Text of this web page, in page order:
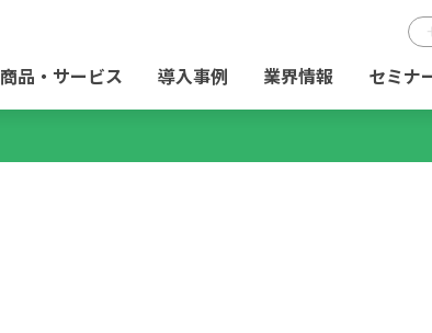
商品・サービス 導入事例 業界情報 セミナ